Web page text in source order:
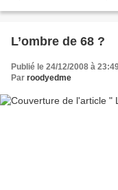
L’ombre de 68 ?
Publié le 24/12/2008 à
Par roodyedme